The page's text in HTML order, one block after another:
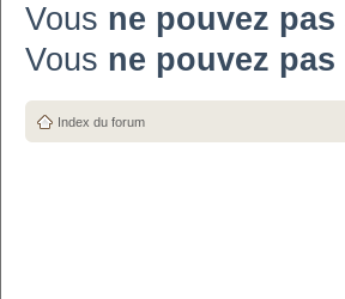
Vous ne pouvez pas
Vous ne pouvez pas
Index du forum